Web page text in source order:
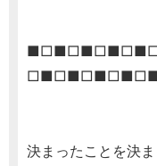
決まったことを決